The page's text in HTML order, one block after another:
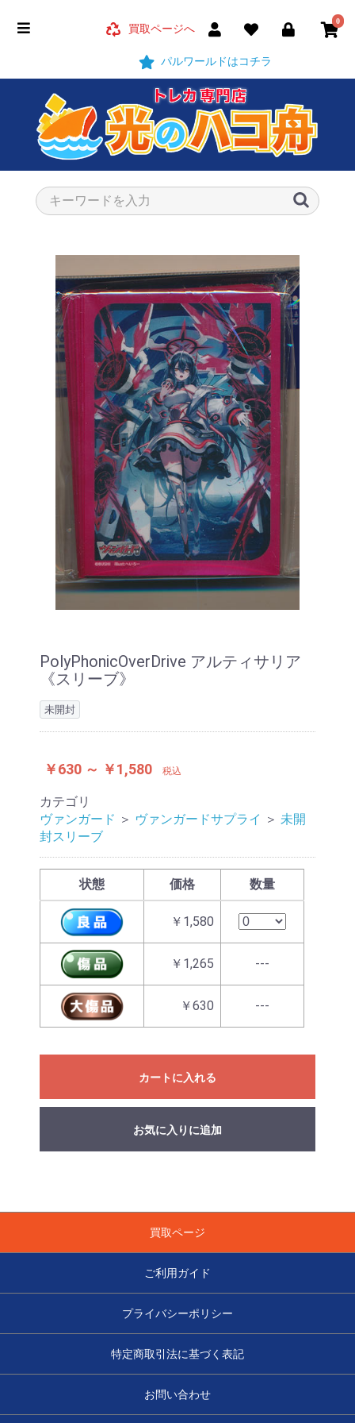
買取ページへ
パルワールドはコチラ
0
PolyPhonicOverDrive アルティサリア
《スリーブ》
未開封
￥630 ～ ￥1,580 税込
カテゴリ
ヴァンガード ＞ ヴァンガードサプライ ＞ 未開
封スリーブ
状態 価格 数量
￥1,580
￥1,265 ---
￥630 ---
カートに入れる
お気に入りに追加
買取ページ
ご利用ガイド
プライバシーポリシー
特定商取引法に基づく表記
お問い合わせ